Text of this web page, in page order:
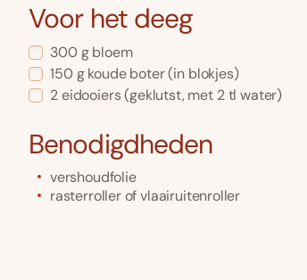
Voor het deeg
300 g bloem
150 g koude boter(in blokjes)
2eidooiers(geklutst, met 2 tl water)
Benodigdheden
vershoudfolie
rasterroller of vlaairuitenroller